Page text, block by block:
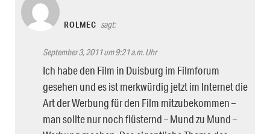
ROLMEC sagt:
September 3, 2011 um 9:21 a.m. Uhr
Ich habe den Film in Duisburg im Filmforum
gesehen und es ist merkwürdig jetzt im Internet die
Art der Werbung für den Film mitzubekommen –
man sollte nur noch flüsternd – Mund zu Mund –